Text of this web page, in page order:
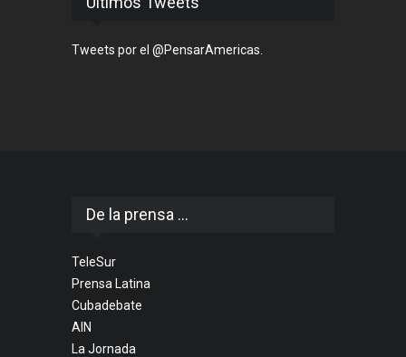
Tweets por el @PensarAmericas.
De la prensa ...
TeleSur
Prensa Latina
Cubadebate
AIN
La Jornada